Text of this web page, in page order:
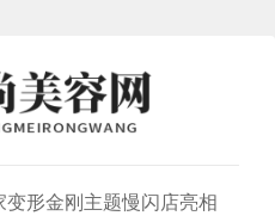
形金刚主题慢闪店亮相